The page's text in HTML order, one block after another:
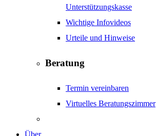
Unterstützungskasse
Wichtige Infovideos
Urteile und Hinweise
Beratung
Termin vereinbaren
Virtuelles Beratungszimmer
Über